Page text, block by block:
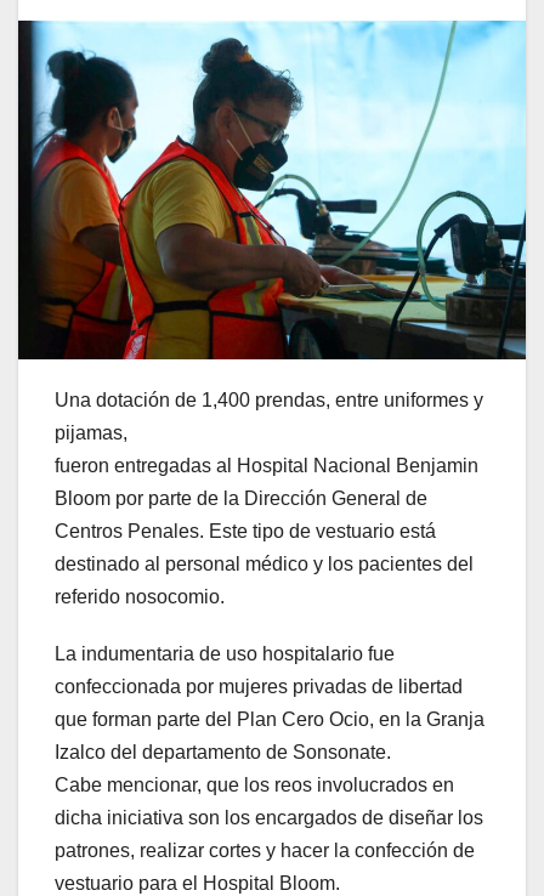
Una dotación de 1,400 prendas, entre uniformes y
pijamas,
fueron entregadas al Hospital Nacional Benjamin
Bloom por parte de la Dirección General de
Centros Penales. Este tipo de vestuario está
destinado al personal médico y los pacientes del
referido nosocomio.
La indumentaria de uso hospitalario fue
confeccionada por mujeres privadas de libertad
que forman parte del Plan Cero Ocio, en la Granja
Izalco del departamento de Sonsonate.
Cabe mencionar, que los reos involucrados en
dicha iniciativa son los encargados de diseñar los
patrones, realizar cortes y hacer la confección de
vestuario para el Hospital Bloom.